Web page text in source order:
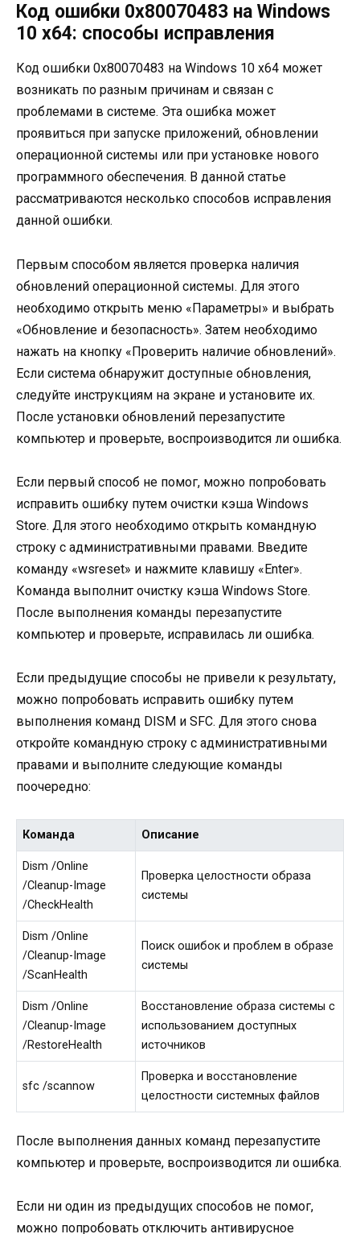
Код ошибки 0x80070483 на Windows
10 x64: способы исправления
Код ошибки 0x80070483 на Windows 10 x64 может
возникать по разным причинам и связан с
проблемами в системе. Эта ошибка может
проявиться при запуске приложений, обновлении
операционной системы или при установке нового
программного обеспечения. В данной статье
рассматриваются несколько способов исправления
данной ошибки.
Первым способом является проверка наличия
обновлений операционной системы. Для этого
необходимо открыть меню «Параметры» и выбрать
«Обновление и безопасность». Затем необходимо
нажать на кнопку «Проверить наличие обновлений».
Если система обнаружит доступные обновления,
следуйте инструкциям на экране и установите их.
После установки обновлений перезапустите
компьютер и проверьте, воспроизводится ли ошибка.
Если первый способ не помог, можно попробовать
исправить ошибку путем очистки кэша Windows
Store. Для этого необходимо открыть командную
строку с административными правами. Введите
команду «wsreset» и нажмите клавишу «Enter».
Команда выполнит очистку кэша Windows Store.
После выполнения команды перезапустите
компьютер и проверьте, исправилась ли ошибка.
Если предыдущие способы не привели к результату,
можно попробовать исправить ошибку путем
выполнения команд DISM и SFC. Для этого снова
откройте командную строку с административными
правами и выполните следующие команды
поочередно:
Команда Описание
Dism /Online
/Cleanup-Image
/CheckHealth
Проверка целостности образа
системы
Dism /Online
/Cleanup-Image
/ScanHealth
Поиск ошибок и проблем в образе
системы
Dism /Online
/Cleanup-Image
/RestoreHealth
Восстановление образа системы с
использованием доступных
источников
sfc /scannow
Проверка и восстановление
целостности системных файлов
После выполнения данных команд перезапустите
компьютер и проверьте, воспроизводится ли ошибка.
Если ни один из предыдущих способов не помог,
можно попробовать отключить антивирусное